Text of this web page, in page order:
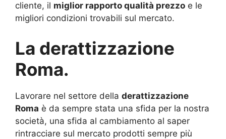
cliente, il miglior rapporto qualità prezzo e le
migliori condizioni trovabili sul mercato.
La derattizzazione
Roma.
Lavorare nel settore della derattizzazione
Roma è da sempre stata una sfida per la nostra
società, una sfida al cambiamento al saper
rintracciare sul mercato prodotti sempre più